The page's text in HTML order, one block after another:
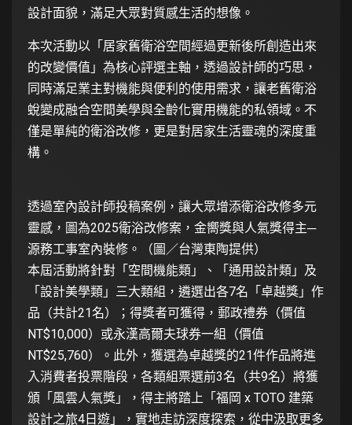
設計面貌，滿足大眾對質感生活的想像。
本次活動以「居家舊衛浴空間經過更新後所創造出來
的改變價值」為核心評選主軸，透過設計師的巧思，
同時滿足業主對機能與便利的使用需求，讓老舊衛浴
蛻變成融合空間美學與全齡化實用機能的私領域。不
僅是單純的衛浴改修，更是對居家生活靈魂的深度重
構。
透過室內設計師投稿案例，讓大眾增添衛浴改修多元
靈感，圖為2025衛浴改修案，金嚮獎與人氣獎得主─
源務工事室內裝修。（圖／台灣東陶提供）
本屆活動將針對「空間機能類」、「通用設計類」及
「設計美學類」三大類組，遴選出各7名「卓越獎」作
品（共計21名）；得獎者可獲得，郵政禮券（價值
NT$10,000）或永漢高爾夫球券一組（價值
NT$25,760）。此外，獲選為卓越獎的21件作品將進
入消費者投票階段，各類組票選前3名（共9名）將獲
頒「風雲人氣獎」，得主將踏上「福岡 x TOTO 建築
設計之旅4日遊」，實地走訪深度探索，從中汲取更多